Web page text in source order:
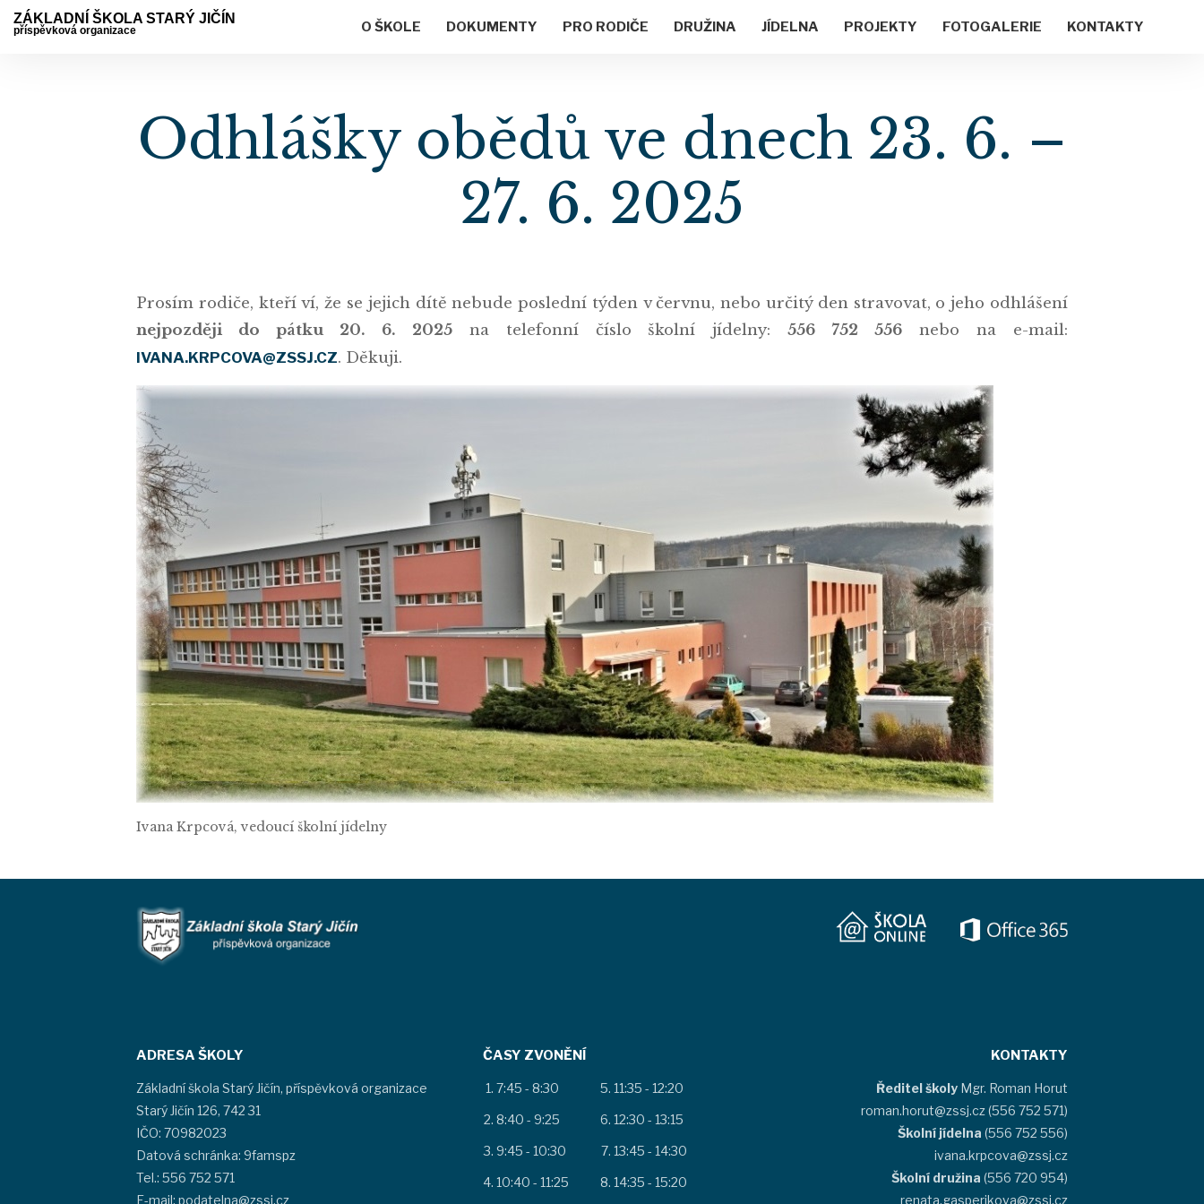
ZÁKLADNÍ ŠKOLA STARÝ JIČÍN
příspěvková organizace O ŠKOLE DOKUMENTY PRO RODIČE DRUŽINA JÍDELNA PROJEKTY FOTOGALERIE KONTAKTY
Odhlášky obědů ve dnech 23. 6. –
27. 6. 2025
Prosím rodiče, kteří ví, že se jejich dítě nebude poslední týden v červnu, nebo určitý den stravovat, o jeho odhlášení
nejpozději do pátku 20. 6. 2025na telefonní číslo školní jídelny:556 752 556 nebo na e-mail:
IVANA.KRPCOVA@ZSSJ.CZ. Děkuji.
Ivana Krpcová, vedoucí školní jídelny
ADRESA ŠKOLY
Základní škola Starý Jičín, příspěvková organizace
Starý Jičín 126, 742 31
IČO: 70982023
Datová schránka: 9famspz
Tel.: 556 752 571
E-mail: podatelna@zssj.cz
ČASY ZVONĚNÍ
7:45 - 8:30
8:40 - 9:25
9:45 - 10:30
10:40 - 11:25
11:35 - 12:20
12:30 - 13:15
13:45 - 14:30
14:35 - 15:20
KONTAKTY
Ředitel školy Mgr. Roman Horut
roman.horut@zssj.cz (556 752 571)
Školní jídelna (556 752 556)
ivana.krpcova@zssj.cz
Školní družina (556 720 954)
renata.gasperikova@zssj.cz